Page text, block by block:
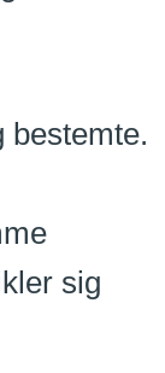
bestemte.
sig